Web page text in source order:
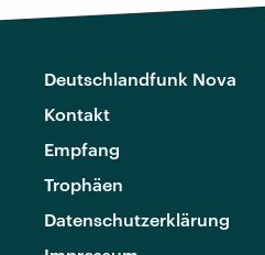
Deutschlandfunk Nova
Kontakt
Empfang
Trophäen
Datenschutzerklärung